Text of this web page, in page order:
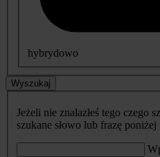
hybrydowo
Wyszukaj
Jeżeli nie znalazłeś tego czego
szukane słowo lub frazę poniżej